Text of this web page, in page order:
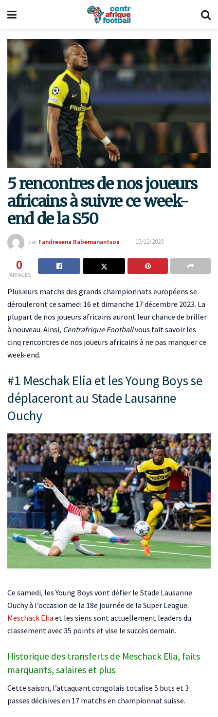
5 rencontres de nos joueurs
africains à suivre ce week-
end de la S50
par Fandresena Rabemanantsoa 15/12/2023
0
PARTAGES
Plusieurs matchs des grands championnats européens se
dérouleront ce samedi 16 et dimanche 17 décembre 2023. La
plupart de nos joueurs africains auront leur chance de briller
à nouveau. Ainsi, Centrafrique Footballvous fait savoir les
cinq rencontres de nos joueurs africains à ne pas manquer ce
week-end.
#1 Meschak Elia et les Young Boys se
déplaceront au Stade Lausanne
Ouchy
Ce samedi, les Young Boys vont défier le Stade Lausanne
Ouchy à l’occasion de la 18e journée de la Super League.
Meschack Elia et les siens sont actuellement leaders du
classement avec 35 points et vise le succès demain.
Historique des transferts de Meschack Elia, faits
marquants, salaires et plus
Cette saison, l’attaquant congolais totalise 5 buts et 3
passes décisives en 17 matchs en championnat suisse.